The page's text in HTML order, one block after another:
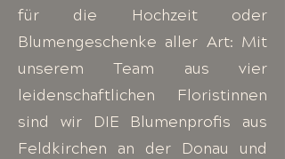
für die Hochzeit oder
Blumengeschenke aller Art: Mit
unserem Team aus vier
leidenschaftlichen Floristinnen
sind wir DIE Blumenprofis aus
Feldkirchen an der Donau und